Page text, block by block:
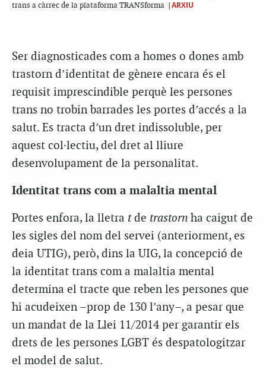
trans a càrrec de la plataforma TRANSforma |ARXIU
Ser diagnosticades com a homes o dones amb
trastorn d’identitat de gènere encara és el
requisit imprescindible perquè les persones
trans no trobin barrades les portes d’accés a la
salut. Es tracta d’un dret indissoluble, per
aquest col·lectiu, del dret al lliure
desenvolupament de la personalitat.
Identitat trans com a malaltia mental
Portes enfora, la lletra tde trastorn ha caigut de
les sigles del nom del servei (anteriorment, es
deia UTIG), però, dins la UIG, la concepció de
la identitat trans com a malaltia mental
determina el tracte que reben les persones que
hi acudeixen –prop de 130 l’any–, a pesar que
un mandat de la Llei 11/2014 per garantir els
drets de les persones LGBT és despatologitzar
el model de salut.